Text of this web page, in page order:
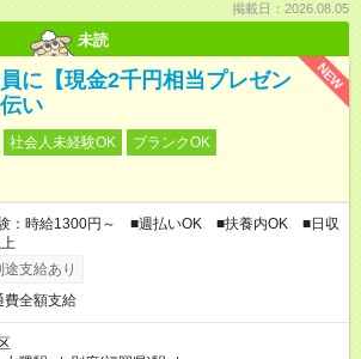
掲載日：2026.08.05
未読
NEW
に【現金2千円相当プレゼン
い
社会人未経験OK
ブランクOK
：時給1300円～ ■週払いOK ■扶養内OK ■日収
支給あり
費全額支給